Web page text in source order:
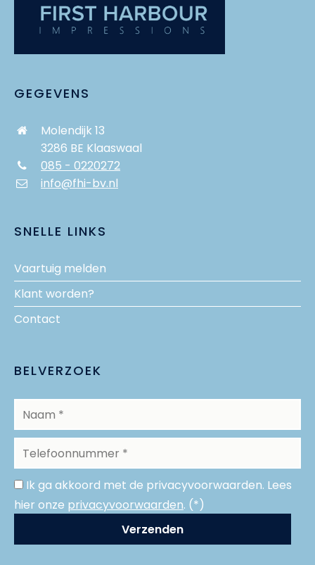
GEGEVENS
Molendijk 13
3286 BE Klaaswaal
085 - 0220272
info@fhi-bv.nl
SNELLE LINKS
Vaartuig melden
Klant worden?
Contact
BELVERZOEK
Ik ga akkoord met de privacyvoorwaarden. Lees
hier onze privacyvoorwaarden. (*)